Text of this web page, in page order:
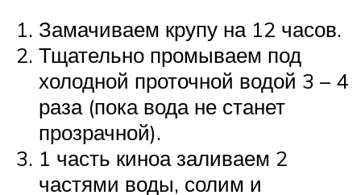
Замачиваем крупу на 12 часов.
Тщательно промываем под
холодной проточной водой 3 – 4
раза (пока вода не станет
прозрачной).
1 часть киноа заливаем 2
частями воды, солим и